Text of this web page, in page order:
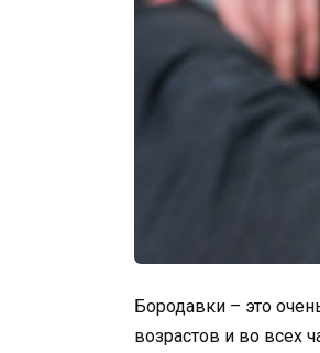
Бородавки – это
возрастов и во всех